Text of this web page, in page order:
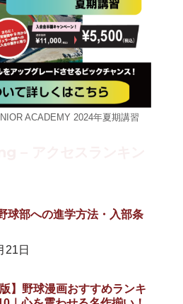
ACADEMY 2024年夏期講習
球部への進学方法・入部条
21日
】野球漫画おすすめランキ